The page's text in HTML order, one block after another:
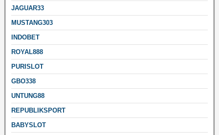
JAGUAR33
MUSTANG303
INDOBET
ROYAL888
PURISLOT
GBO338
UNTUNG88
REPUBLIKSPORT
BABYSLOT